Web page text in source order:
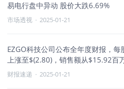
易电行盘中异动 股价大跌6.69%
市场透视 · 2025-01-21
EZGO科技公司公布全年度财报，
上涨至$(2.80)，销售额从$15.92百
财报速递 · 2025-01-21